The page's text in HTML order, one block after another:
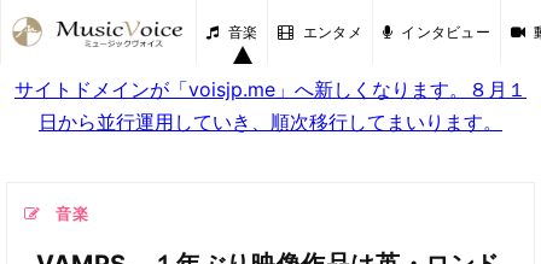
音楽 エンタメ インタビュー
サイトドメインが「voisjp.me」へ新しくなります。８月１
日から並行運用していき、順次移行してまいります。
音楽